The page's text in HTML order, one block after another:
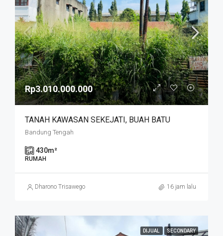
Rp3.010.000.000
TANAH KAWASAN SEKEJATI, BUAH BATU
Bandung Tengah
430m²
RUMAH
Dharono Trisawego 16 jam lalu
DIJUAL SECONDARY